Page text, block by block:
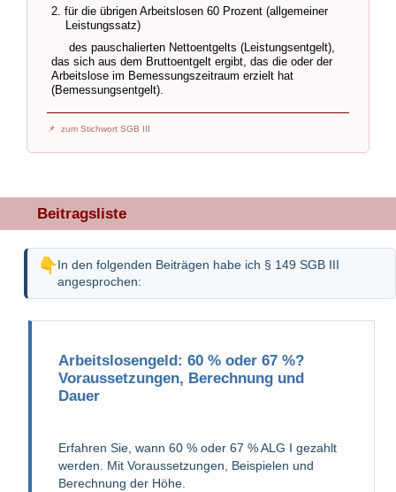
2. für die übrigen Arbeitslosen 60 Prozent (allgemeiner
Leistungssatz)
des pauschalierten Nettoentgelts (Leistungsentgelt),
das sich aus dem Bruttoentgelt ergibt, das die oder der
Arbeitslose im Bemessungszeitraum erzielt hat
(Bemessungsentgelt).
zum Stichwort SGB III
Beitragsliste
In den folgenden Beiträgen habe ich § 149 SGB III
angesprochen:
Arbeitslosengeld: 60 % oder 67 %?
Voraussetzungen, Berechnung und
Dauer
Erfahren Sie, wann 60 % oder 67 % ALG I gezahlt
werden. Mit Voraussetzungen, Beispielen und
Berechnung der Höhe.